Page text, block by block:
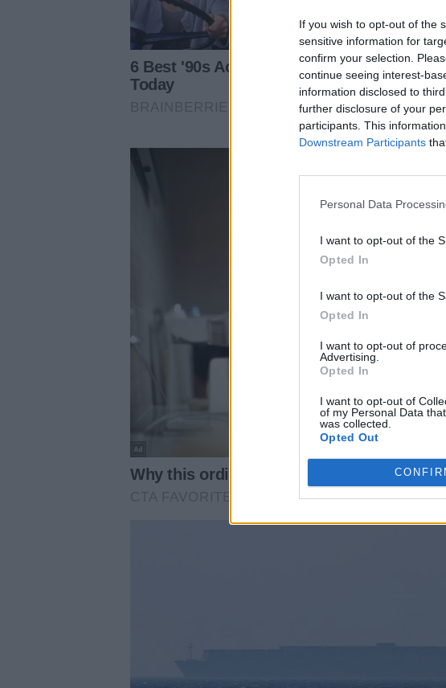
If you wish to opt-out of the
sensitive information for
confirm your selection.
continue seeing interest-
information disclosed to
further disclosure of your
participants. This
Downstream Participants
Personal Data
I want to opt-out of the
Opted In
I want to opt-out of the
Opted In
I want to opt-out of
Advertising.
Opted In
I want to opt-out of
of my Personal Data
was collected.
Opted Out